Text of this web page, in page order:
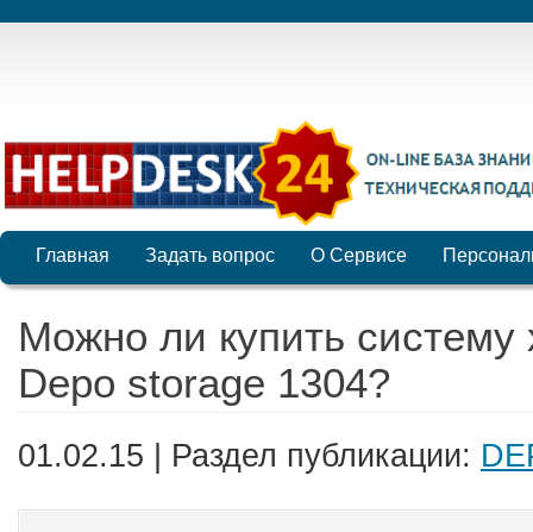
Главная Задать вопрос О Сервисе
Можно ли купить систему
Depo storage 1304?
01.02.15 | Раздел публикации: